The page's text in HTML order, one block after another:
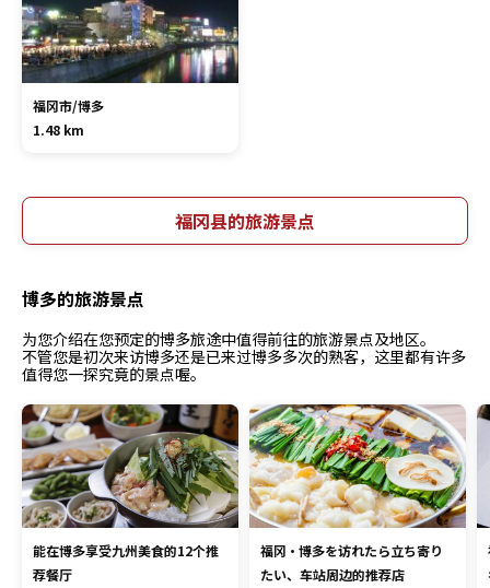
福冈市/博多
1.48 km
福冈县的旅游景点
博多的旅游景点
为您介绍在您预定的博多旅途中值得前往的旅游景点及地区。
不管您是初次来访博多还是已来过博多多次的熟客，这里都有许多
值得您一探究竟的景点喔。
能在博多享受九州美食的12个推
荐餐厅
福冈・博多を访れたら立ち寄り
たい、车站周边的推荐店